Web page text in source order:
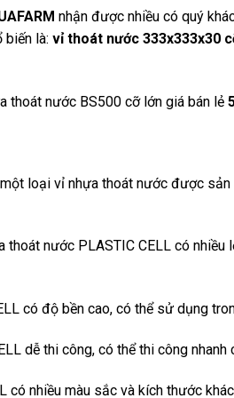
nhận được nhiều có quý
là: vỉ thoát nước 333x333x30
thoát nước BS500 cỡ lớn giá bán lẻ
loại vỉ nhựa thoát nước được
thoát nước PLASTIC CELL có
có độ bền cao, có thể sử dụng
dễ thi công, có thể thi công nhanh
có nhiều màu sắc và kích thước